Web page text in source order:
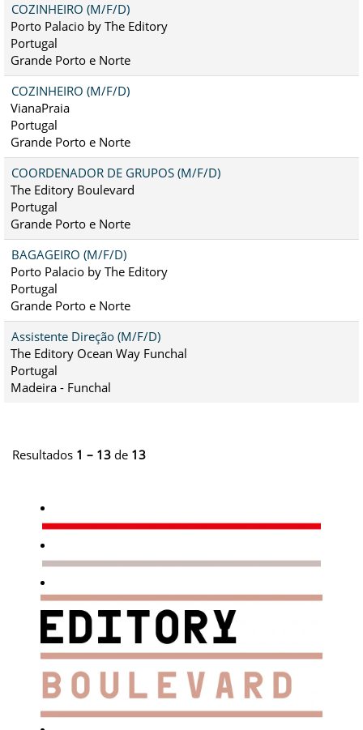
COZINHEIRO (M/F/D)
Porto Palacio by The Editory
Portugal
Grande Porto e Norte
COZINHEIRO (M/F/D)
VianaPraia
Portugal
Grande Porto e Norte
COORDENADOR DE GRUPOS (M/F/D)
The Editory Boulevard
Portugal
Grande Porto e Norte
BAGAGEIRO (M/F/D)
Porto Palacio by The Editory
Portugal
Grande Porto e Norte
Assistente Direção (M/F/D)
The Editory Ocean Way Funchal
Portugal
Madeira - Funchal
Resultados 1 – 13 de 13